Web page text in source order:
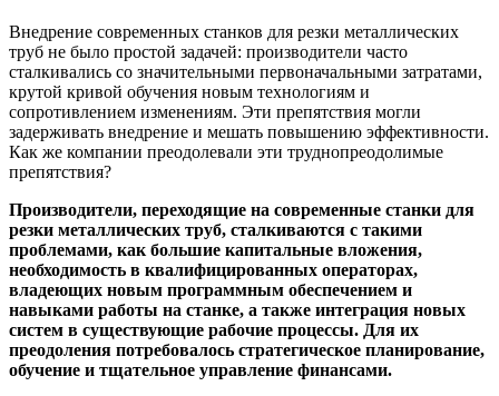
Внедрение современных станков для резки металлических
труб не было простой задачей: производители часто
сталкивались со значительными первоначальными затратами,
крутой кривой обучения новым технологиям и
сопротивлением изменениям. Эти препятствия могли
задерживать внедрение и мешать повышению эффективности.
Как же компании преодолевали эти труднопреодолимые
препятствия?
Производители, переходящие на современные станки для
резки металлических труб, сталкиваются с такими
проблемами, как большие капитальные вложения,
необходимость в квалифицированных операторах,
владеющих новым программным обеспечением и
навыками работы на станке, а также интеграция новых
систем в существующие рабочие процессы. Для их
преодоления потребовалось стратегическое планирование,
обучение и тщательное управление финансами.